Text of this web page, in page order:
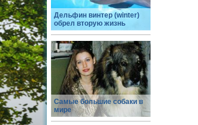
Дельфин винтер (winter)
обрел вторую жизнь
Самые большие собаки в
мире